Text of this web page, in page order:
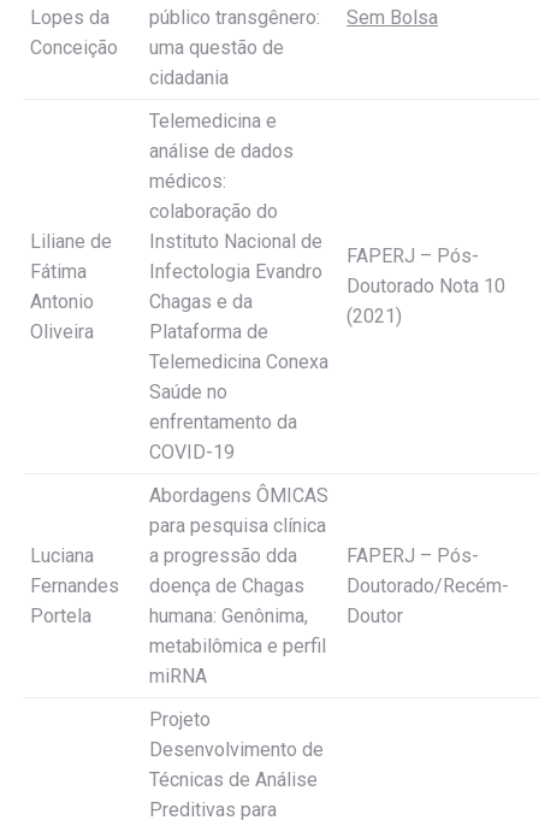
Lopes da
Conceição
público transgênero:
uma questão de
cidadania
Sem Bolsa
Liliane de
Fátima
Antonio
Oliveira
Telemedicina e
análise de dados
médicos:
colaboração do
Instituto Nacional de
Infectologia Evandro
Chagas e da
Plataforma de
Telemedicina Conexa
Saúde no
enfrentamento da
COVID-19
FAPERJ – Pós-
Doutorado Nota 10
(2021)
Luciana
Fernandes
Portela
Abordagens ÔMICAS
para pesquisa clínica
a progressão dda
doença de Chagas
humana: Genônima,
metabilômica e perfil
miRNA
FAPERJ – Pós-
Doutorado/Recém-
Doutor
Projeto
Desenvolvimento de
Técnicas de Análise
Preditivas para